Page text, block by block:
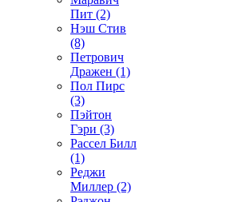
Пит (2)
Нэш Стив
(8)
Петрович
Дражен (1)
Пол Пирс
(3)
Пэйтон
Гэри (3)
Рассел Билл
(1)
Реджи
Миллер (2)